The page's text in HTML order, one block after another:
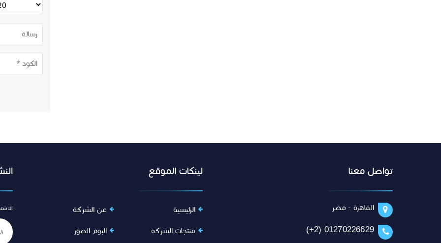
تواصل معنا
القاهرة - مصر
(+2) 01270226629
لينكات الموقع
الرئيسية عن الشركة
منتجات الشركة البوم الصور